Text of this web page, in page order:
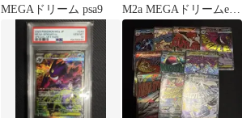
MEGAドリーム psa9
M2a MEGAドリームex
240/193 ポケカ